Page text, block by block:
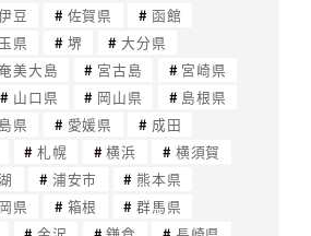
豆 佐賀県
函館
県 堺
大分県
美大島 宮古島
宮崎県
山口県 岡山県
島根県
県 愛媛県
成田
札幌 横浜
横須賀
浦安市
熊本県
県 箱根
群馬県